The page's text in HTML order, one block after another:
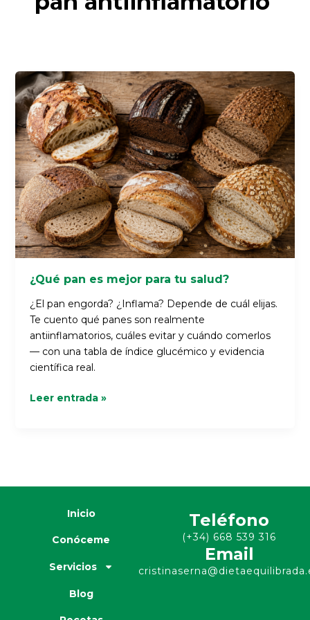
¿Qué pan es mejor para tu salud?
¿El pan engorda? ¿Inflama? Depende de cuál elijas.
Te cuento qué panes son realmente
antiinflamatorios, cuáles evitar y cuándo comerlos
— con una tabla de índice glucémico y evidencia
científica real.
¿Qué
pan
es
mejor
para
tu
salud?
Leer entrada »
Inicio
Conóceme
Servicios
Blog
Teléfono
(+34) 668 539 316
Email